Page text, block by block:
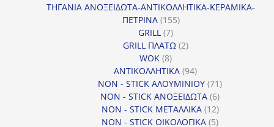
προϊόντα
ΤΗΓΑΝΙΑ ΑΝΟΞΕΙΔΩΤΑ-ΑΝΤΙΚΟΛΛΗΤΙΚΑ-ΚΕΡΑΜΙΚΑ-
ΠΕΤΡΙΝΑ 155155
GRILL 77
προϊόντα
GRILL ΠΛΑΤΩ 22
WOK 88
προϊόντα
ΑΝΤΙΚΟΛΛΗΤΙΚΑ 9494
προϊόντα
NON - STICK ΑΛΟΥΜΙΝΙΟΥ 7171
προϊόντα
NON - STICK ΑΝΟΞΕΙΔΩΤΑ 66
προϊόντα
NON - STICK ΜΕΤΑΛΛΙΚΑ 1212
προϊόντα
NON - STICK ΟΙΚΟΛΟΓΙΚΑ 55